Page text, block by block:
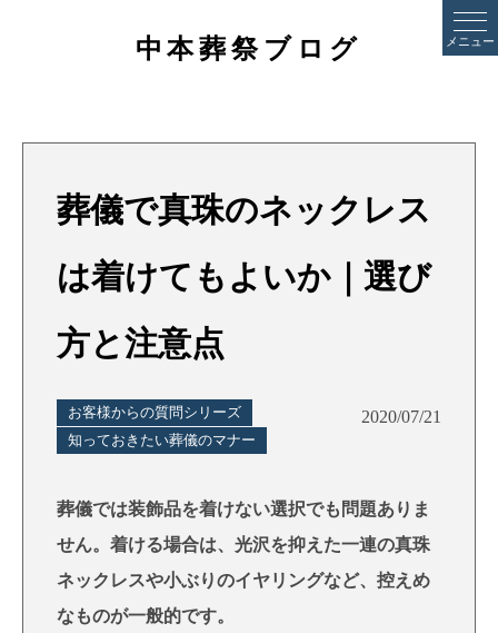
メニュー
中本葬祭ブログ
葬儀で真珠のネックレス
は着けてもよいか｜選び
方と注意点
お客様からの質問シリーズ
知っておきたい葬儀のマナー
2020/07/21
葬儀では装飾品を着けない選択でも問題ありま
せん。着ける場合は、光沢を抑えた一連の真珠
ネックレスや小ぶりのイヤリングなど、控えめ
なものが一般的です。